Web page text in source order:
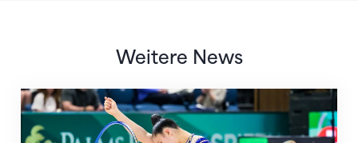
Weitere News
Nächster Halt: Weltmeisterschaft